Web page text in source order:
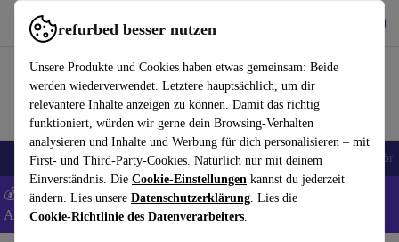
refurbed besser nutzen
Unsere Produkte und Cookies haben etwas gemeinsam: Beide
werden wiederverwendet. Letztere hauptsächlich, um dir
relevantere Inhalte anzeigen zu können. Damit das richtig
funktioniert, würden wir gerne dein Browsing-Verhalten
analysieren und Inhalte und Werbung für dich personalisieren – mit
First- und Third-Party-Cookies. Natürlich nur mit deinem
Einverständnis. Die Cookie-Einstellungen kannst du jederzeit
ändern. Lies unsere Datenschutzerklärung. Lies die
Cookie-Richtlinie des Datenverarbeiters.
refurbed schnell und einfach nutzen
🎒 Back to school Handys Laptops Tablets Smartwatches Zubehör
💰 Extra -8% auf Samsung- und Google-Smartphones - Code:
ANDROID8 -AGB